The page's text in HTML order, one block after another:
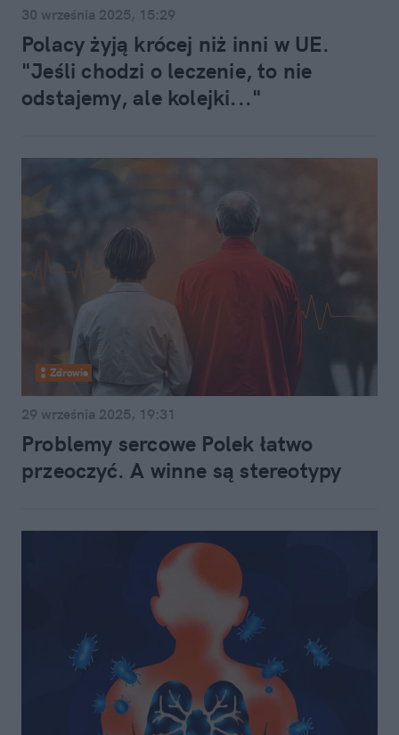
30 września 2025, 15:29
Polacy żyją krócej niż inni w UE.
"Jeśli chodzi o leczenie, to nie
odstajemy, ale kolejki..."
Zdrowie
29 września 2025, 19:31
Problemy sercowe Polek łatwo
przeoczyć. A winne są stereotypy